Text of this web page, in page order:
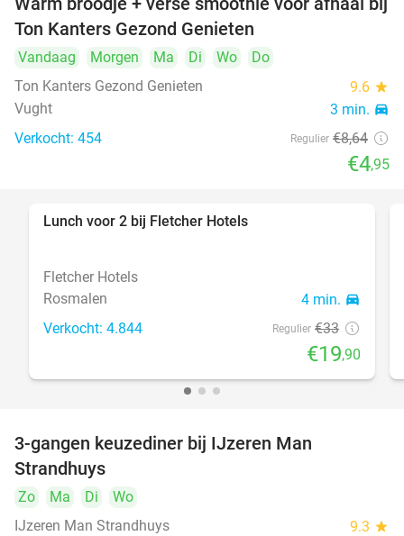
43%
Ton Kanters Gezond Genieten
Vandaag Morgen Ma Di Wo
Do
Ton Kanters Gezond Genieten
9.6 star
Vught 3 min. directions_car
Verkocht: 454 Regulier €8,64
€4,95
Lunch voor 2 bij Fletcher Hotels
Fletcher Hotels
Rosmalen
4 min. directions_car
Verkocht: 4.844 Regulier €33
€19,90
3-gangen keuzediner bij IJzeren Man
Strandhuys
Zo Ma Di
Wo
IJzeren Man Strandhuys
9.3 star